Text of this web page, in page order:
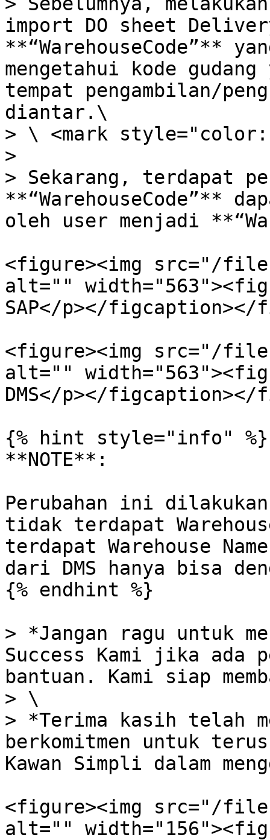
import DO sheet
**“WarehouseCode”**
mengetahui kode
tempat pengambilan/
diantar.\
> \ <mark
>
> Sekarang, terdapat
**“WarehouseCode”**
oleh user menjadi
<figure><img src="/files/
alt=""
SAP</p></figcaption></
<figure><img src="/files/
alt=""
DMS</p></figcaption></
{% hint style="info" %}
**NOTE**:
Perubahan ini dilakukan
tidak terdapat
terdapat Warehouse
dari DMS hanya bisa
{% endhint %}
> *Jangan ragu untuk
Success Kami jika ada
bantuan. Kami siap
> \
> *Terima kasih telah
berkomitmen untuk
Kawan Simpli dalam
<figure><img src="/files/
alt=""